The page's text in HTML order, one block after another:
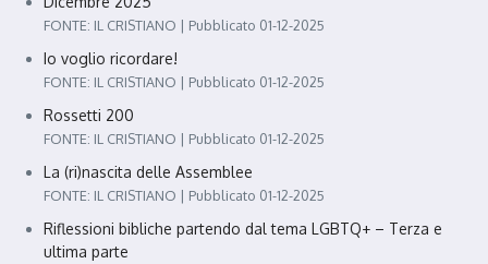
FONTE: IL CRISTIANO Pubblicato 01-12-2025
Io voglio ricordare!
FONTE: IL CRISTIANO Pubblicato 01-12-2025
Rossetti 200
FONTE: IL CRISTIANO Pubblicato 01-12-2025
La (ri)nascita delle Assemblee
FONTE: IL CRISTIANO Pubblicato 01-12-2025
Riflessioni bibliche partendo dal tema LGBTQ+ – Terza e
ultima parte